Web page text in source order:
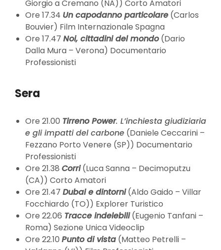
Giorgio a Cremano (NA)) Corto Amatori
Ore 17.34 Un capodanno particolare (Carlos
Bouvier) Film Internazionale Spagna
Ore 17.47 Noi, cittadini del mondo(Dario
Dalla Mura – Verona) Documentario
Professionisti
Sera
Ore 21.00 Tirreno Power. L’inchiesta giudiziaria
e gli impatti del carbone (Daniele Ceccarini –
Fezzano Porto Venere (SP)) Documentario
Professionisti
Ore 21.38 Corri(Luca Sanna – Decimoputzu
(CA)) Corto Amatori
Ore 21.47 Dubai e dintorni(Aldo Gaido – Villar
Focchiardo (TO)) Explorer Turistico
Ore 22.06 Tracce indelebili(Eugenio Tanfani –
Roma) Sezione Unica Videoclip
Ore 22.10 Punto di vista (Matteo Petrelli –